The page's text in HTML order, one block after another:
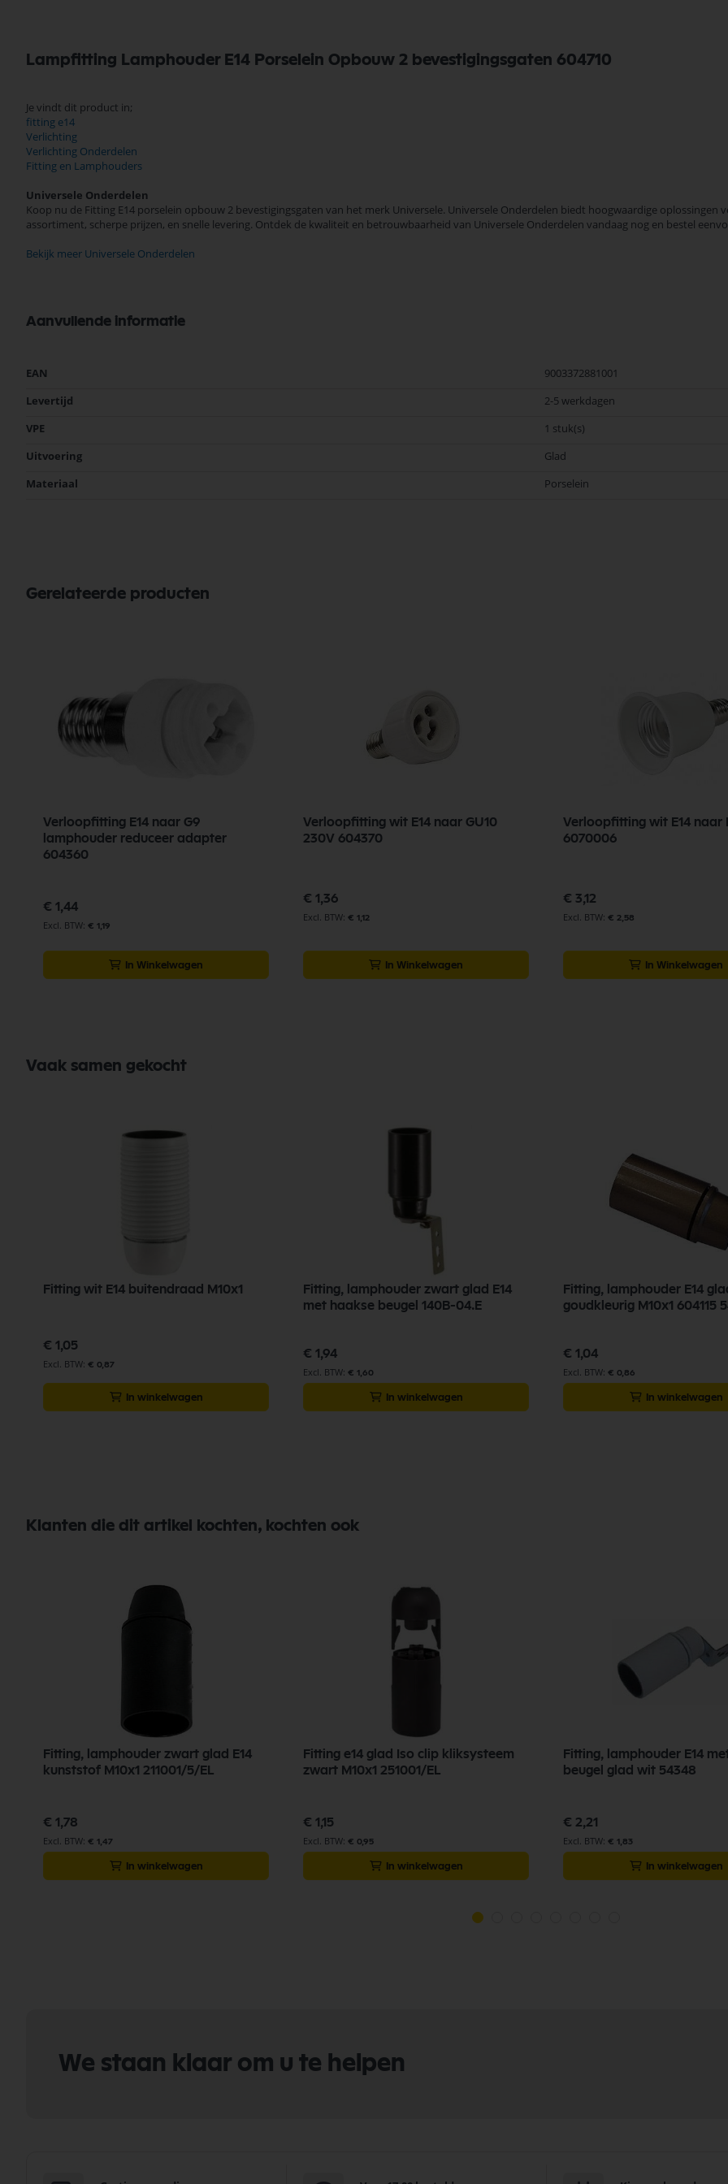
Lampfitting Lamphouder E14 Porselein Opbouw 2 bevestigingsgaten 604710
Je vindt dit product in;
fitting e14
Verlichting
Verlichting Onderdelen
Fitting en Lamphouders
Universele Onderdelen
Koop nu de Fitting E14 porselein opbouw 2 bevestigingsgaten van het merk Universele. Universele Onderdelen biedt hoogwaardige
assortiment, scherpe prijzen, en snelle levering. Ontdek de kwaliteit en betrouwbaarheid van Universele Onderdelen vandaag nog en bestel
Bekijk meer Universele Onderdelen
Aanvullende informatie
Meer
EAN
9003372881001
Levertijd
2-5 werkdagen
VPE
1 stuk(s)
Uitvoering
Glad
Materiaal
Porselein
Gerelateerde producten
Verloopfitting E14 naar G9
lamphouder reduceer adapter
604360
€ 1,44
€ 1,19
In Winkelwagen
Verloopfitting wit E14 naar GU10
230V 604370
€ 1,36
€ 1,12
In Winkelwagen
Verloopfitting wit E14 naar
6070006
€ 3,12
€ 2,58
In Winkelwagen
Vaak samen gekocht
Fitting wit E14 buitendraad M10x1
€ 1,05
€ 0,87
In winkelwagen
Fitting, lamphouder zwart glad E14
met haakse beugel 140B-04.E
€ 1,94
€ 1,60
In winkelwagen
Fitting, lamphouder E14
goudkleurig M10x1 604115
€ 1,04
€ 0,86
In winkelwagen
Klanten die dit artikel kochten, kochten ook
Fitting, lamphouder zwart glad E14
kunststof M10x1 211001/5/EL
€ 1,78
€ 1,47
In winkelwagen
Fitting e14 glad Iso clip kliksysteem
zwart M10x1 251001/EL
€ 1,15
€ 0,95
In winkelwagen
Fitting, lamphouder E14
beugel glad wit 54348
€ 2,21
€ 1,83
In winkelwagen
We staan klaar om u te helpen